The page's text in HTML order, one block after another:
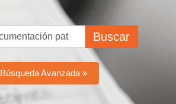
Buscar
Búsqueda Avanzada »